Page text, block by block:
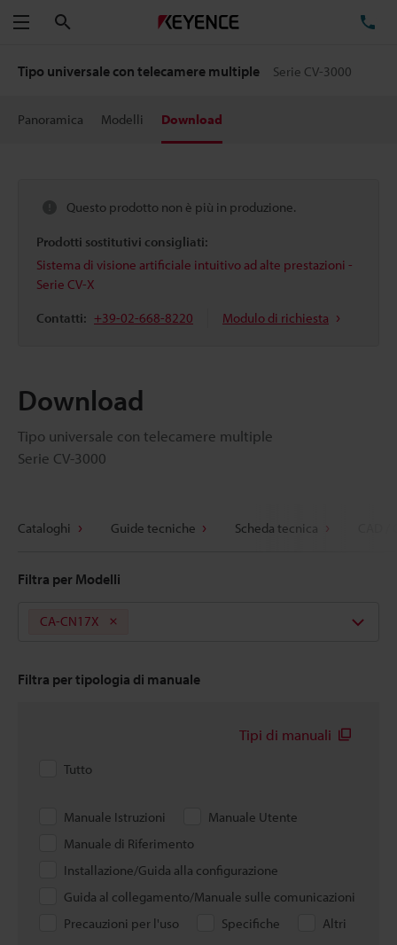
Menu
Tipo universale con telecamere multiple Serie CV-3000
Panoramica Modelli Download
Questo prodotto non è più in produzione.
Prodotti sostitutivi consigliati:
Sistema di visione artificiale intuitivo ad alte prestazioni -
Serie CV-X
Contatti: +39-02-668-8220 Modulo di richiesta
Download
Tipo universale con telecamere multiple
Serie CV-3000
Cataloghi Guide tecniche Scheda tecnica
Filtra per Modelli
CA-CN17X
Filtra per tipologia di manuale
Tipi di manuali
Tutto
Manuale Istruzioni
Manuale Utente
Manuale di Riferimento
Installazione/Guida alla configurazione
Guida al collegamento/Manuale sulle comunicazioni
Precauzioni per l'uso
Specifiche Altri